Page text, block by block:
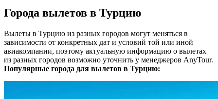
Города вылетов в Турцию
Вылеты в Турцию из разных городов могут меняться в
зависимости от конкретных дат и условий той или иной
авиакомпании, поэтому актуальную информацию о вылетах
из разных городов возможно уточнить у менеджеров AnyTour.
Популярные города для вылетов в Турцию: